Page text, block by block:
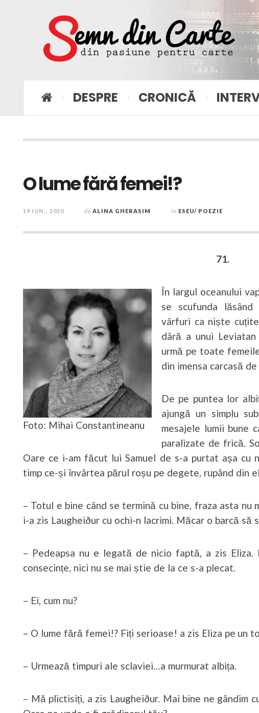
DESPRE CRONICĂ
O lume fără femei!?
19 IUN., 2020 de ALINA GHERASIM în ESEU/ POEZIE
71.
Foto: Mihai Constantineanu
În largul oceanului
se scufunda
vârfuri ca niște
dâră a unui
urmă pe toate
din imensa carcasă
De pe puntea lor
ajungă un simplu
mesajele lumii bune
paralizate de frică.
Oare ce i-am făcut lui Samuel de s-a purtat așa cu
timp ce-și învârtea părul roșu pe degete, rupând din
– Totul e bine când se termină cu bine, fraza asta nu
i-a zis Laugheiður cu ochi-n lacrimi. Măcar o barcă să
– Pedeapsa nu e legată de nicio faptă, a zis
consecințe, nici nu se mai știe de la ce s-a plecat.
– Ei, cum nu?
– O lume fără femei!? Fiți serioase! a zis Eliza pe un
– Urmează timpuri ale sclaviei…a murmurat albița.
– Mă plictisiți, a zis Laugheiður. Mai bine ne gândim